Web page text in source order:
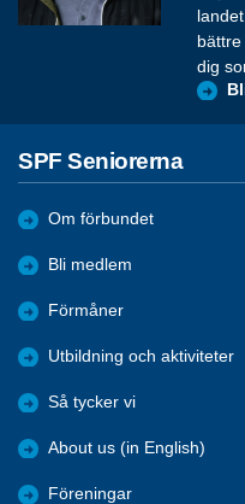
dig
SPF Seniorerna
Om förbundet
Bli medlem
Förmåner
Utbildning och aktiviteter
Så tycker vi
About us (in English)
Föreningar